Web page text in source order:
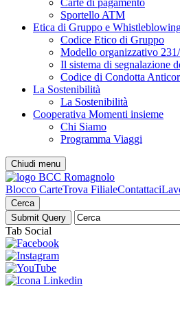
Carte di pagamento
Sportello ATM
Etica di Gruppo e
Codice Etico di Gruppo
Modello organizzativo 231/
Il sistema di segnalazione
Codice di Condotta
La Sostenibilità
La Sostenibilità
Cooperativa Momenti insieme
Chi Siamo
Programma Viaggi
Chiudi menu
Blocco CarteTrova FilialeContattaci
Cerca
Tab Social